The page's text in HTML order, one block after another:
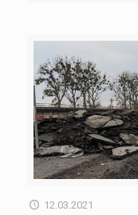
12.03.2021